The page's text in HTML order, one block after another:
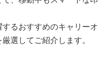
るおすすめのキャリーオ
選してご紹介します。